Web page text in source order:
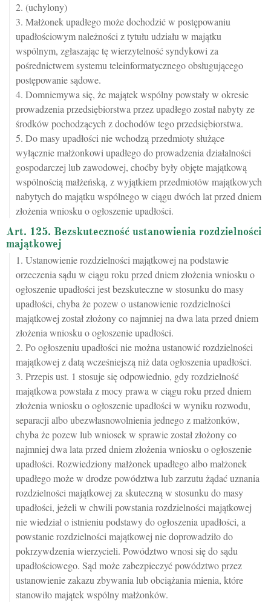
2. (uchylony)
3. Małżonek upadłego może dochodzić w postępowaniu
upadłościowym należności z tytułu udziału w majątku
wspólnym, zgłaszając tę wierzytelność syndykowi za
pośrednictwem systemu teleinformatycznego obsługującego
postępowanie sądowe.
4. Domniemywa się, że majątek wspólny powstały w okresie
prowadzenia przedsiębiorstwa przez upadłego został nabyty ze
środków pochodzących z dochodów tego przedsiębiorstwa.
5. Do masy upadłości nie wchodzą przedmioty służące
wyłącznie małżonkowi upadłego do prowadzenia działalności
gospodarczej lub zawodowej, choćby były objęte majątkową
wspólnością małżeńską, z wyjątkiem przedmiotów majątkowych
nabytych do majątku wspólnego w ciągu dwóch lat przed dniem
złożenia wniosku o ogłoszenie upadłości.
Art. 125. Bezskuteczność ustanowienia rozdzielności
majątkowej
1. Ustanowienie rozdzielności majątkowej na podstawie
orzeczenia sądu w ciągu roku przed dniem złożenia wniosku o
ogłoszenie upadłości jest bezskuteczne w stosunku do masy
upadłości, chyba że pozew o ustanowienie rozdzielności
majątkowej został złożony co najmniej na dwa lata przed dniem
złożenia wniosku o ogłoszenie upadłości.
2. Po ogłoszeniu upadłości nie można ustanowić rozdzielności
majątkowej z datą wcześniejszą niż data ogłoszenia upadłości.
3. Przepis ust. 1 stosuje się odpowiednio, gdy rozdzielność
majątkowa powstała z mocy prawa w ciągu roku przed dniem
złożenia wniosku o ogłoszenie upadłości w wyniku rozwodu,
separacji albo ubezwłasnowolnienia jednego z małżonków,
chyba że pozew lub wniosek w sprawie został złożony co
najmniej dwa lata przed dniem złożenia wniosku o ogłoszenie
upadłości. Rozwiedziony małżonek upadłego albo małżonek
upadłego może w drodze powództwa lub zarzutu żądać uznania
rozdzielności majątkowej za skuteczną w stosunku do masy
upadłości, jeżeli w chwili powstania rozdzielności majątkowej
nie wiedział o istnieniu podstawy do ogłoszenia upadłości, a
powstanie rozdzielności majątkowej nie doprowadziło do
pokrzywdzenia wierzycieli. Powództwo wnosi się do sądu
upadłościowego. Sąd może zabezpieczyć powództwo przez
ustanowienie zakazu zbywania lub obciążania mienia, które
stanowiło majątek wspólny małżonków.